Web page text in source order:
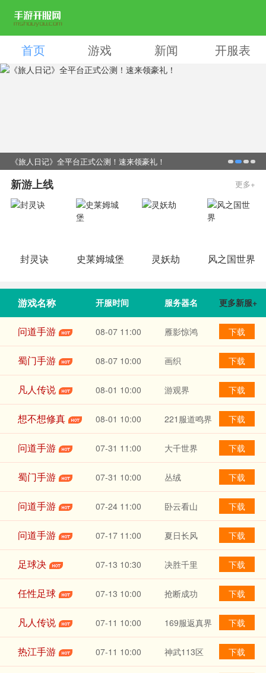
首页 游戏 新闻 开服表
《旅人日记》全平台正式公测！速来领豪礼！
新游上线 更多+
封灵诀 史莱姆城堡 灵妖劫 风之国世界
游戏名称 开服时间 服务器名 更多新服+
问道手游 08-07 11:00 雁影惊鸿 下载
蜀门手游 08-07 10:00 画织 下载
凡人传说 08-01 10:00 游观界 下载
想不想修真 08-01 10:00 221服道鸣界 下载
问道手游 07-31 11:00 大千世界 下载
蜀门手游 07-31 10:00 丛绒 下载
问道手游 07-24 11:00 卧云看山 下载
问道手游 07-17 11:00 夏日长风 下载
足球决 07-13 10:30 决胜千里 下载
任性足球 07-13 10:00 抢断成功 下载
凡人传说 07-11 10:00 169服返真界 下载
热江手游 07-11 10:00 神武113区 下载